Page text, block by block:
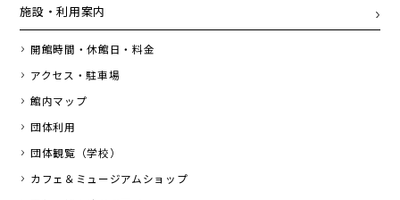
施設・利用案内
開館時間・休館日・料金
アクセス・駐車場
館内マップ
団体利用
団体観覧（学校）
カフェ＆ミュージアムショップ